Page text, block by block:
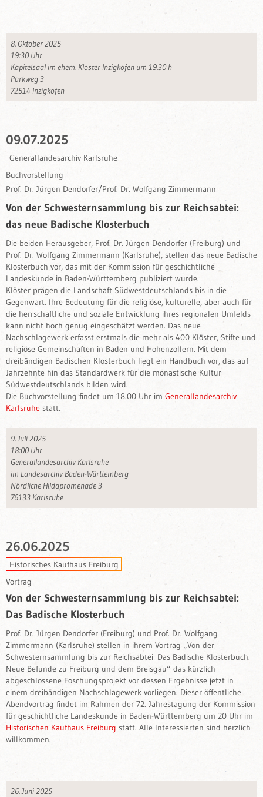
8. Oktober 2025
19:30 Uhr
Kapitelsaal im ehem. Kloster Inzigkofen um 19.30 h
Parkweg 3
72514 Inzigkofen
09.07.2025
Generallandesarchiv Karlsruhe
Buchvorstellung
Prof. Dr. Jürgen Dendorfer/Prof. Dr. Wolfgang Zimmermann
Von der Schwesternsammlung bis zur Reichsabtei:
das neue Badische Klosterbuch
Die beiden Herausgeber, Prof. Dr. Jürgen Dendorfer (Freiburg) und
Prof. Dr. Wolfgang Zimmermann (Karlsruhe), stellen das neue Badische
Klosterbuch vor, das mit der Kommission für geschichtliche
Landeskunde in Baden-Württemberg publiziert wurde.
Klöster prägen die Landschaft Südwestdeutschlands bis in die
Gegenwart. Ihre Bedeutung für die religiöse, kulturelle, aber auch für
die herrschaftliche und soziale Entwicklung ihres regionalen Umfelds
kann nicht hoch genug eingeschätzt werden. Das neue
Nachschlagewerk erfasst erstmals die mehr als 400 Klöster, Stifte und
religiöse Gemeinschaften in Baden und Hohenzollern. Mit dem
dreibändigen Badischen Klosterbuch liegt ein Handbuch vor, das auf
Jahrzehnte hin das Standardwerk für die monastische Kultur
Südwestdeutschlands bilden wird.
Die Buchvorstellung findet um 18.00 Uhr im Generallandesarchiv
Karlsruhe statt.
9. Juli 2025
18:00 Uhr
Generallandesarchiv Karlsruhe
im Landesarchiv Baden-Württemberg
Nördliche Hildapromenade 3
76133 Karlsruhe
26.06.2025
Historisches Kaufhaus Freiburg
Vortrag
Von der Schwesternsammlung bis zur Reichsabtei:
Das Badische Klosterbuch
Prof. Dr. Jürgen Dendorfer (Freiburg) und Prof. Dr. Wolfgang
Zimmermann (Karlsruhe) stellen in ihrem Vortrag „Von der
Schwesternsammlung bis zur Reichsabtei: Das Badische Klosterbuch.
Neue Befunde zu Freiburg und dem Breisgau“ das kürzlich
abgeschlossene Foschungsprojekt vor dessen Ergebnisse jetzt in
einem dreibändigen Nachschlagewerk vorliegen. Dieser öffentliche
Abendvortrag findet im Rahmen der 72. Jahrestagung der Kommission
für geschichtliche Landeskunde in Baden-Württemberg um 20 Uhr im
Historischen Kaufhaus Freiburg statt. Alle Interessierten sind herzlich
willkommen.
26. Juni 2025